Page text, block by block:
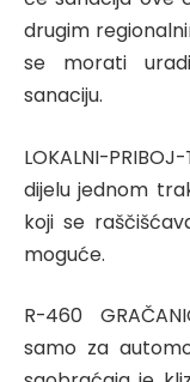
drugim
se morati
sanaciju.
LOKALNI-
dijelu jednom
koji se
moguće.
R-460
samo za